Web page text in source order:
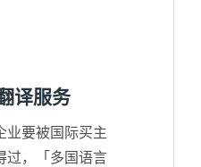
译服务
业要被国际买主
过，「多国语言